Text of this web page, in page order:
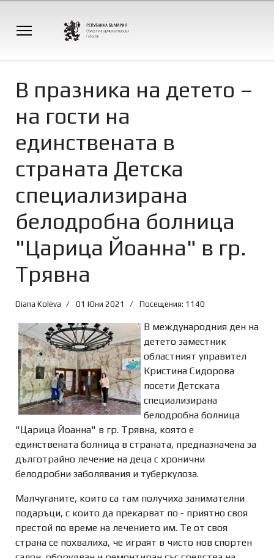
В празника на детето –
на гости на
единствената в
страната Детска
специализирана
белодробна болница
"Царица Йоанна" в гр.
Трявна
Diana Koleva 01 Юни 2021 Посещения: 1140
В международния ден на
детето заместник
областният управител
Кристина Сидорова
посети Детската
специализирана
белодробна болница
"Царица Йоанна" в гр. Трявна, която е
единствената болница в страната, предназначена за
дълготрайно лечение на деца с хронични
белодробни заболявания и туберкулоза.
Малчуганите, които са там получиха занимателни
подаръци, с които да прекарват по - приятно своя
престой по време на лечението им. Те от своя
страна се похвалиха, че играят в чисто нов спортен